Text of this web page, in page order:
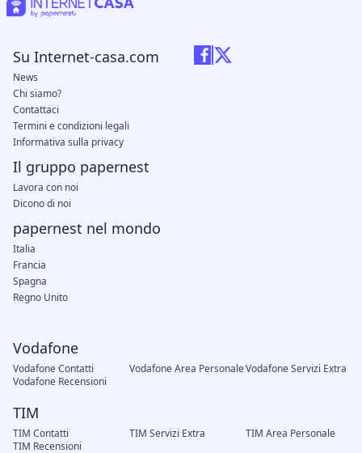
Vodafone
Vodafone Contatti Vodafone Area PersonaleVodafone Servizi Extra
Vodafone Recensioni
TIM
TIM Contatti TIM Servizi Extra
TIM Area Personale
TIM Recensioni
Su Internet-casa.com
News
Chi siamo?
Contattaci
Termini e condizioni legali
Informativa sulla privacy
Il gruppo papernest
Lavora con noi
Dicono di noi
papernest nel mondo
Italia
Francia
Spagna
Regno Unito